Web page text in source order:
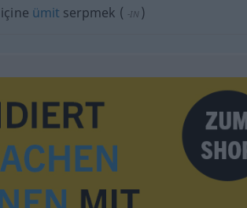
içine ümit serpmek ( -IN )